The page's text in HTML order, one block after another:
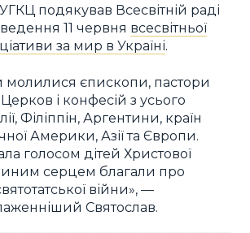
подякував Всесвітній раді
11 червня всесвітньої
за мир в Україні.
молилися єпископи, пастори
Церков і конфесій з усього
Філіппін, Аргентини, країн
Америки, Азії та Європи.
голосом дітей Христової
серцем благали про
війни», —
Святослав.